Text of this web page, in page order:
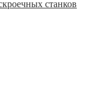
станков